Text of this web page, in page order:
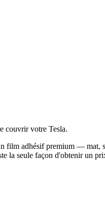
couvrir votre Tesla.
film adhésif premium —
la seule façon d'obtenir un